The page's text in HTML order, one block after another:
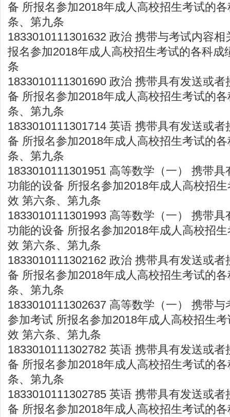
备 所报名参加2018年成人高校招生考试的
条、第九条
1833010111301632 政治 携带与考试内容
报名参加2018年成人高校招生考试的各科成
条
1833010111301690 政治 携带具有发送或
备 所报名参加2018年成人高校招生考试的
条、第九条
1833010111301714 英语 携带具有发送或
备 所报名参加2018年成人高校招生考试的
条、第九条
1833010111301951 高等数学（一） 携带
功能的设备 所报名参加2018年成人高校招
效 第六条、第九条
1833010111301993 高等数学（一） 携带
功能的设备 所报名参加2018年成人高校招
效 第六条、第九条
1833010111302162 政治 携带具有发送或
备 所报名参加2018年成人高校招生考试的
条、第九条
1833010111302637 高等数学（一） 携带
参加考试 所报名参加2018年成人高校招生
效 第六条、第九条
1833010111302782 英语 携带具有发送或
备 所报名参加2018年成人高校招生考试的
条、第九条
1833010111302785 英语 携带具有发送或
备 所报名参加2018年成人高校招生考试的